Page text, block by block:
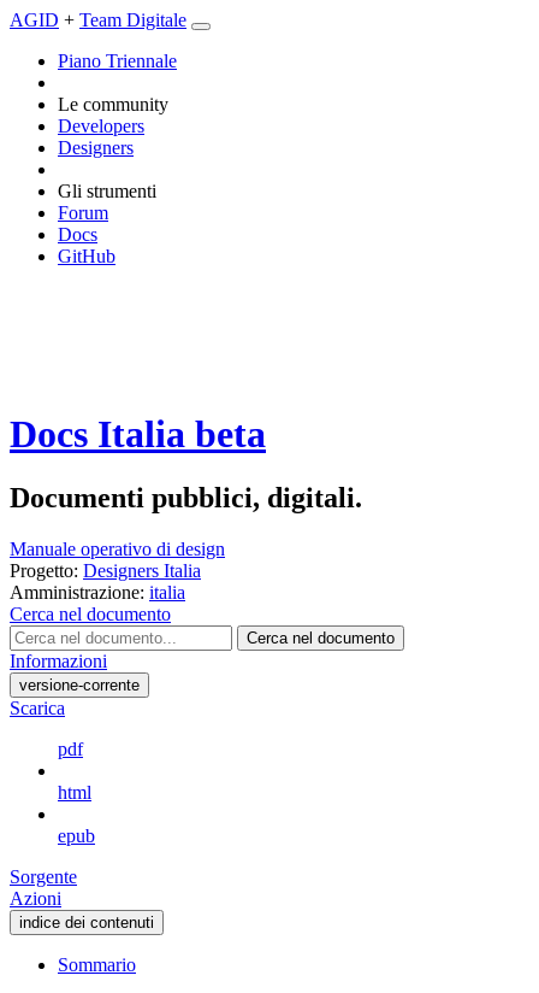
AGID + Team Digitale
Piano Triennale
Le community
Developers
Designers
Gli strumenti
Forum
Docs
GitHub
Docs Italia beta
Documenti pubblici, digitali.
Manuale operativo di design
Progetto: Designers Italia
Amministrazione: italia
Cerca nel documento
Cerca nel documento
Informazioni
versione-corrente
Scarica
pdf
html
epub
Sorgente
Azioni
indice dei contenuti
Sommario